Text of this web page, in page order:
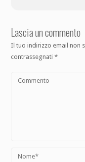
Lascia un commento
Il tuo indirizzo email non
contrassegnati*